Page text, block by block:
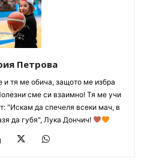
Петрова
тя ме обича, защото ме избра
сме си взаимно! Тя ме учи
"Искам да спечеля всеки мач, в
да губя", Лука Дончич!